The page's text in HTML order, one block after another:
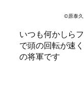
©原泰久
いつも何かしら
で頭の回転が速
の将軍です